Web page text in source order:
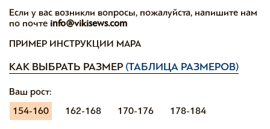
Если у вас возникли вопросы, пожалуйста, напишите нам
по почте info@vikisews.com
ПРИМЕР ИНСТРУКЦИИ МАРА
КАК ВЫБРАТЬ РАЗМЕР (ТАБЛИЦА РАЗМЕРОВ)
Ваш рост:
154-160
162-168 170-176 178-184